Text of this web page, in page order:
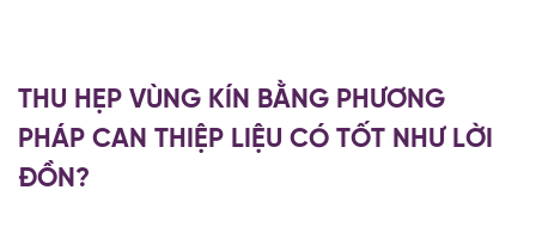
THU HẸP VÙNG KÍN BẰNG PHƯƠNG
PHÁP CAN THIỆP LIỆU CÓ TỐT NHƯ LỜI
ĐỒN?